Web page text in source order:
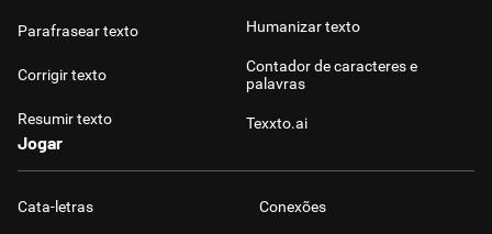
Parafrasear texto
Corrigir texto
Resumir texto
Humanizar texto
Contador de caracteres e
palavras
Texxto.ai
Jogar
Cata-letras Conexões